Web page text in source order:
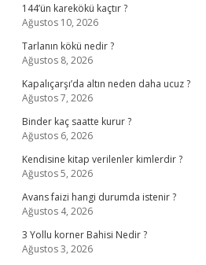
144’ün karekökü kaçtır ?
Ağustos 10, 2026
Tarlanın kökü nedir ?
Ağustos 8, 2026
Kapalıçarşı’da altın neden daha ucuz ?
Ağustos 7, 2026
Binder kaç saatte kurur ?
Ağustos 6, 2026
Kendisine kitap verilenler kimlerdir ?
Ağustos 5, 2026
Avans faizi hangi durumda istenir ?
Ağustos 4, 2026
3 Yollu korner Bahisi Nedir ?
Ağustos 3, 2026